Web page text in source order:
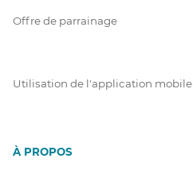
Offre de parrainage
Utilisation de l'application mobile
À PROPOS